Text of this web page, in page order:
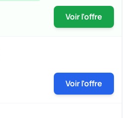
Voir l'offre
Voir l'offre